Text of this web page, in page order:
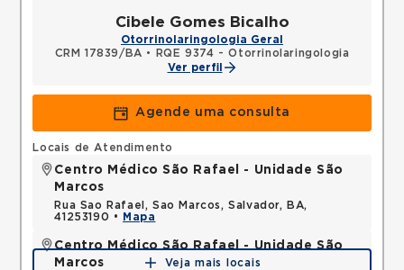
Cibele Gomes Bicalho
Otorrinolaringologia Geral
CRM 17839/BA •
RQE 9374 - Otorrinolaringologia
Ver perfil
Agende uma consulta
Locais de Atendimento
Centro Médico São Rafael - Unidade São
Marcos
Rua Sao Rafael, Sao Marcos, Salvador, BA,
41253190 •
Mapa
Centro Médico São Rafael - Unidade São
Marcos
Veja mais locais